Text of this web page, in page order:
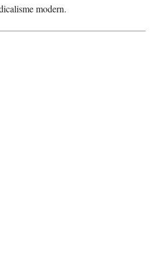
modern.